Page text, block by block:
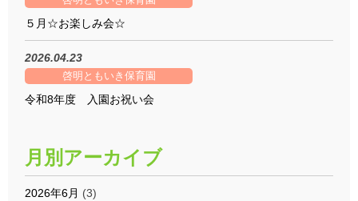
５月☆お楽しみ会☆
2026.04.23
啓明ともいき保育園
令和8年度 入園お祝い会
月別アーカイブ
2026年6月 (3)